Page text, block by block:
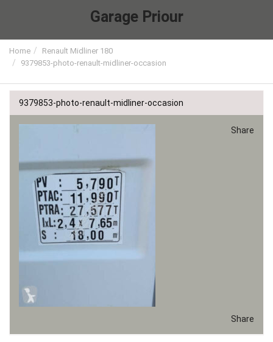
Garage Priour
Home
Renault Midliner 180
9379853-photo-renault-midliner-occasion
9379853-photo-renault-midliner-occasion
Share
Share